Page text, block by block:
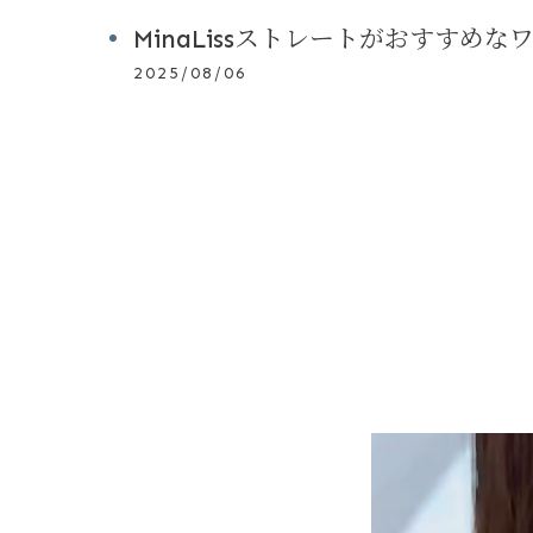
MinaLissストレートがおすすめな
2025/08/06